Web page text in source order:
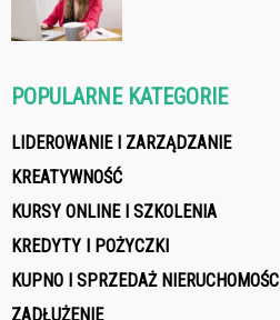
POPULARNE KATEGORIE
LIDEROWANIE I ZARZĄDZANIE
KREATYWNOŚĆ
KURSY ONLINE I SZKOLENIA
KREDYTY I POŻYCZKI
KUPNO I SPRZEDAŻ NIERUCHOMOŚCI
ZADŁUŻENIE